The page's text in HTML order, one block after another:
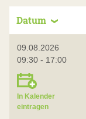
Datum
09.08.2026
09:30 - 17:00
In Kalender
eintragen